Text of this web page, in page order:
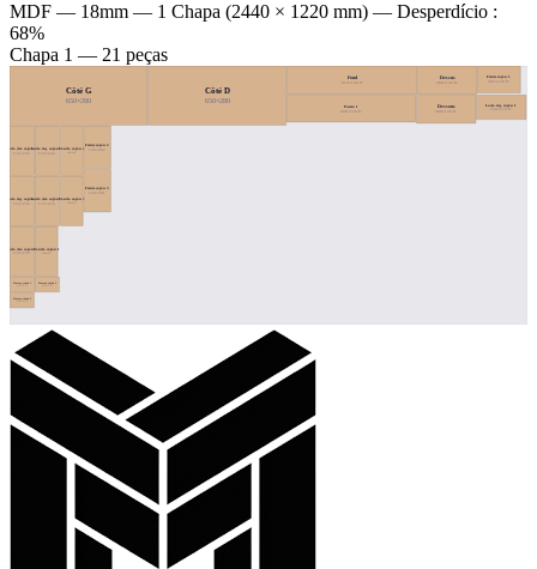
MDF — 18mm — 1 Chapa (2440 × 1220 mm) — Desperdício :
68%
Chapa 1 — 21 peças
Côté G
650×280
Côté D
650×280
Fond
614×134 ↻
Puerta 1
608×128 ↻
Dessus
280×134 ↻
Dessous
280×134 ↻
Lado izq. cajón 1
234×116 ↻
Lado der. cajón 1
Lado izq. cajón 2
Lado der. cajón 2
116×234
Lado izq. cajón 3
Lado der. cajón 3
Fondo cajón 1
108×234
Fondo cajón 2
108×234
Fondo cajón 3
108×234
Frente cajón 1
202×128 ↻
Frente cajón 2
Frente cajón 3
Trasera cajón 1
116×72 ↻
Trasera cajón 2
116×72 ↻
Trasera cajón 3
116×72 ↻